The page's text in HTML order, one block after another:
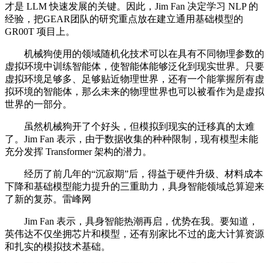
才是 LLM 快速发展的关键。因此，Jim Fan 决定学习 NLP 的
经验，把GEAR团队的研究重点放在建立通用基础模型的
GR00T 项目上。
机械狗使用的领域随机化技术可以在具有不同物理参数的
虚拟环境中训练智能体，使智能体能够泛化到现实世界。只要
虚拟环境足够多、足够贴近物理世界，还有一个能掌握所有虚
拟环境的智能体，那么未来的物理世界也可以被看作为是虚拟
世界的一部分。
虽然机械狗开了个好头，但模拟到现实的迁移真的太难
了。Jim Fan 表示，由于数据收集的种种限制，现有模型未能
充分发挥 Transformer 架构的潜力。
经历了前几年的“沉寂期”后，得益于硬件升级、材料成本
下降和基础模型能力提升的三重助力，具身智能领域总算迎来
了新的复苏。雷峰网
Jim Fan 表示，具身智能热潮再启，优势在我。要知道，
英伟达不仅坐拥芯片和模型，还有别家比不过的庞大计算资源
和扎实的模拟技术基础。